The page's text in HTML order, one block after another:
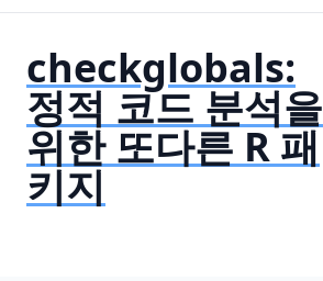
checkglobals:
정적 코드 분석을
위한 또다른 R 패
키지